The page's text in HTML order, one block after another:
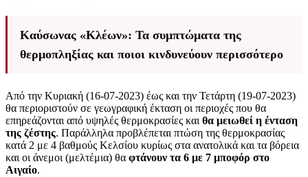
Καύσωνας «Κλέων»: Τα συμπτώματα της
θερμοπληξίας και ποιοι κινδυνεύουν περισσότερο
Από την Κυριακή (16-07-2023) έως και την Τετάρτη (19-07-2023)
θα περιοριστούν σε γεωγραφική έκταση οι περιοχές που θα
επηρεάζονται από υψηλές θερμοκρασίες και θα μειωθεί η ένταση
της ζέστης. Παράλληλα προβλέπεται πτώση της θερμοκρασίας
κατά 2 με 4 βαθμούς Κελσίου κυρίως στα ανατολικά και τα βόρεια
και οι άνεμοι (μελτέμια) θα φτάνουν τα 6 με 7 μποφόρ στο
Αιγαίο.